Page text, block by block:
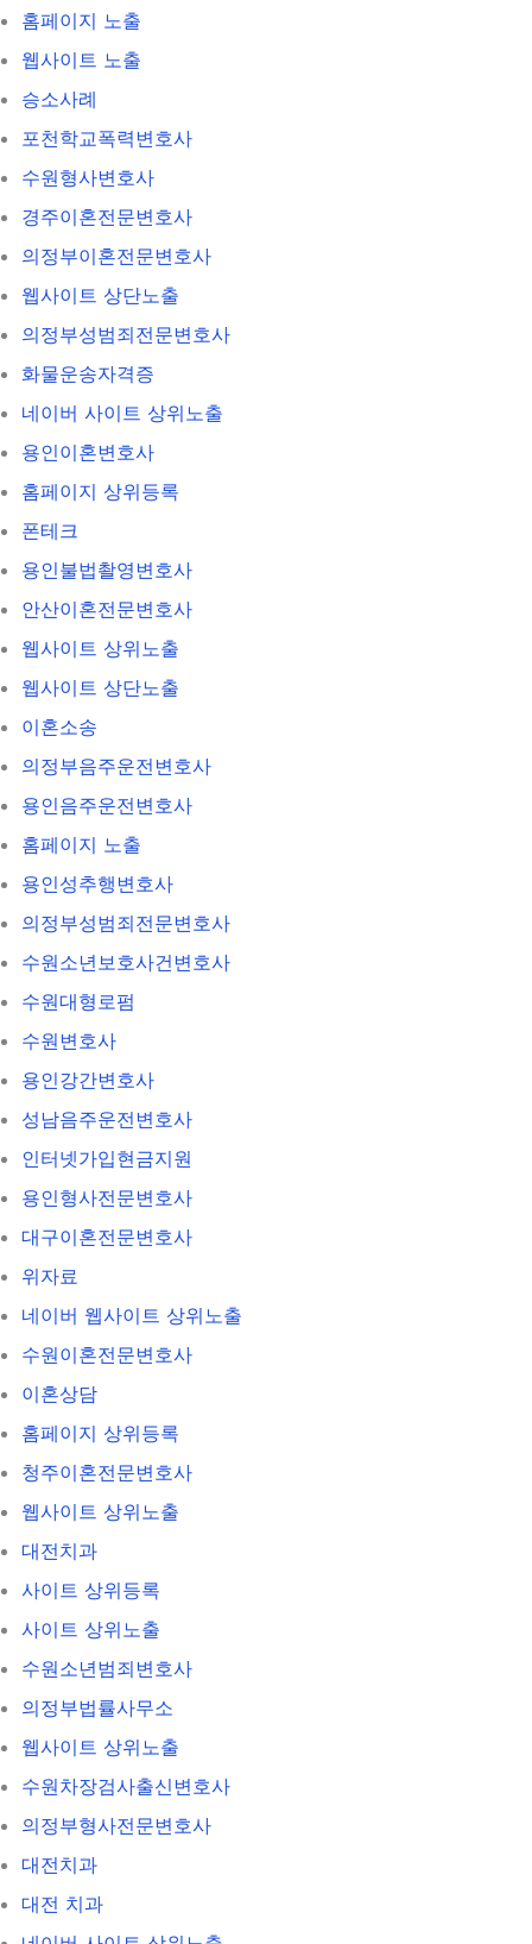
홈페이지 노출
웹사이트 노출
승소사례
포천학교폭력변호사
수원형사변호사
경주이혼전문변호사
의정부이혼전문변호사
웹사이트 상단노출
의정부성범죄전문변호사
화물운송자격증
네이버 사이트 상위노출
용인이혼변호사
홈페이지 상위등록
폰테크
용인불법촬영변호사
안산이혼전문변호사
웹사이트 상위노출
웹사이트 상단노출
이혼소송
의정부음주운전변호사
용인음주운전변호사
홈페이지 노출
용인성추행변호사
의정부성범죄전문변호사
수원소년보호사건변호사
수원대형로펌
수원변호사
용인강간변호사
성남음주운전변호사
인터넷가입현금지원
용인형사전문변호사
대구이혼전문변호사
위자료
네이버 웹사이트 상위노출
수원이혼전문변호사
이혼상담
홈페이지 상위등록
청주이혼전문변호사
웹사이트 상위노출
대전치과
사이트 상위등록
사이트 상위노출
수원소년범죄변호사
의정부법률사무소
웹사이트 상위노출
수원차장검사출신변호사
의정부형사전문변호사
대전치과
대전 치과